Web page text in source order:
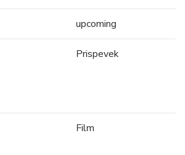
upcoming
Prispevek
Film